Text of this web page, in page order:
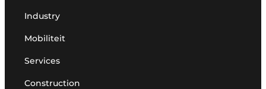
Industry
Mobiliteit
Services
Construction